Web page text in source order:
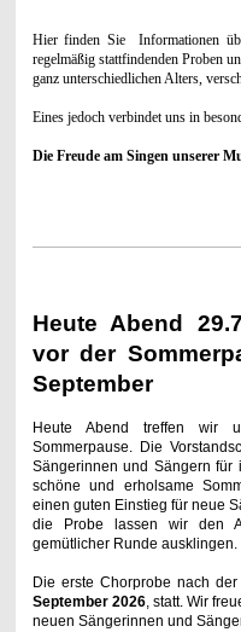
Hier finden Sie Informationen
regelmäßig stattfindenden Proben
ganz unterschiedlichen Alters,
Eines jedoch verbindet uns in
Die Freude am Singen unserer
Heute Abend
vor der
September
Heute Abend treffen wir
Sommerpause. Die
Sängerinnen und Sängern für
schöne und erholsame
einen guten Einstieg für neue
die Probe lassen wir den
gemütlicher Runde ausklingen.
Die erste Chorprobe nach
September 2026, statt. Wir
neuen Sängerinnen und